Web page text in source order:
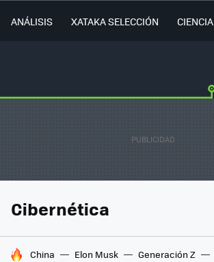
ANÁLISIS XATAKA SELECCIÓN CIENCIA
Cibernética
HOY SE HABLA DE
China Elon Musk Generación Z